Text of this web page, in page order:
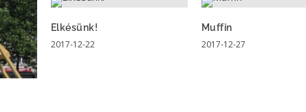
Elkésünk!
2017-12-22
Muffin
2017-12-27